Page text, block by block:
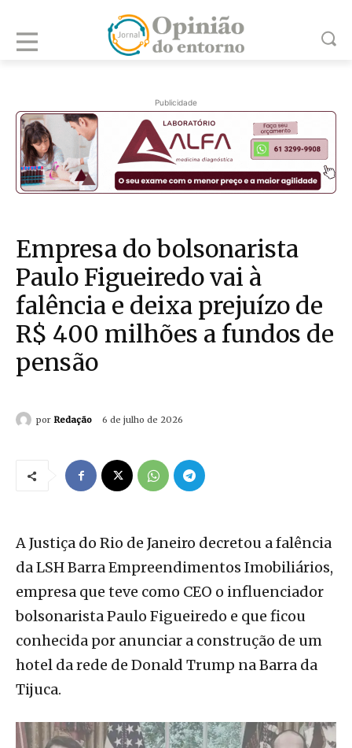
Publicidade
Empresa do bolsonarista
Paulo Figueiredo vai à
falência e deixa prejuízo de
R$ 400 milhões a fundos de
pensão
por Redação 6 de julho de 2026
A Justiça do Rio de Janeiro decretou a falência
da LSH Barra Empreendimentos Imobiliários,
empresa que teve como CEO o influenciador
bolsonarista Paulo Figueiredo e que ficou
conhecida por anunciar a construção de um
hotel da rede de Donald Trump na Barra da
Tijuca.